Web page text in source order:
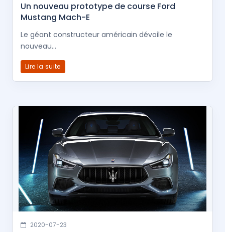
Un nouveau prototype de course Ford
Mustang Mach-E
Le géant constructeur américain dévoile le
nouveau...
Lire la suite
2020-07-23